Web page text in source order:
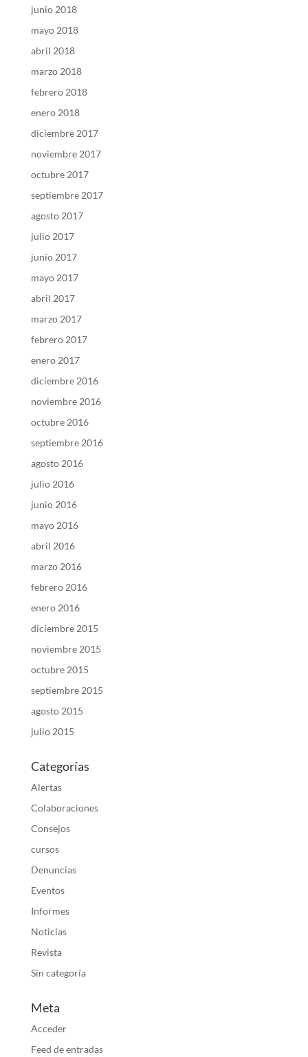
junio 2018
mayo 2018
abril 2018
marzo 2018
febrero 2018
enero 2018
diciembre 2017
noviembre 2017
octubre 2017
septiembre 2017
agosto 2017
julio 2017
junio 2017
mayo 2017
abril 2017
marzo 2017
febrero 2017
enero 2017
diciembre 2016
noviembre 2016
octubre 2016
septiembre 2016
agosto 2016
julio 2016
junio 2016
mayo 2016
abril 2016
marzo 2016
febrero 2016
enero 2016
diciembre 2015
noviembre 2015
octubre 2015
septiembre 2015
agosto 2015
julio 2015
Categorías
Alertas
Colaboraciones
Consejos
cursos
Denuncias
Eventos
Informes
Noticias
Revista
Sin categoría
Meta
Acceder
Feed de entradas